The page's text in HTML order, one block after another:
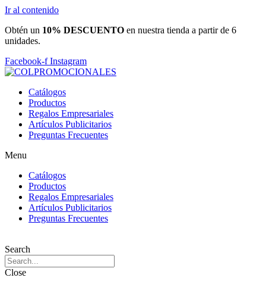
Ir al contenido
Obtén un 10% DESCUENTO en nuestra tienda a partir de 6
unidades.
Facebook-f Instagram
Catálogos
Productos
Regalos Empresariales
Artículos Publicitarios
Preguntas Frecuentes
Menu
Catálogos
Productos
Regalos Empresariales
Artículos Publicitarios
Preguntas Frecuentes
Search
Close